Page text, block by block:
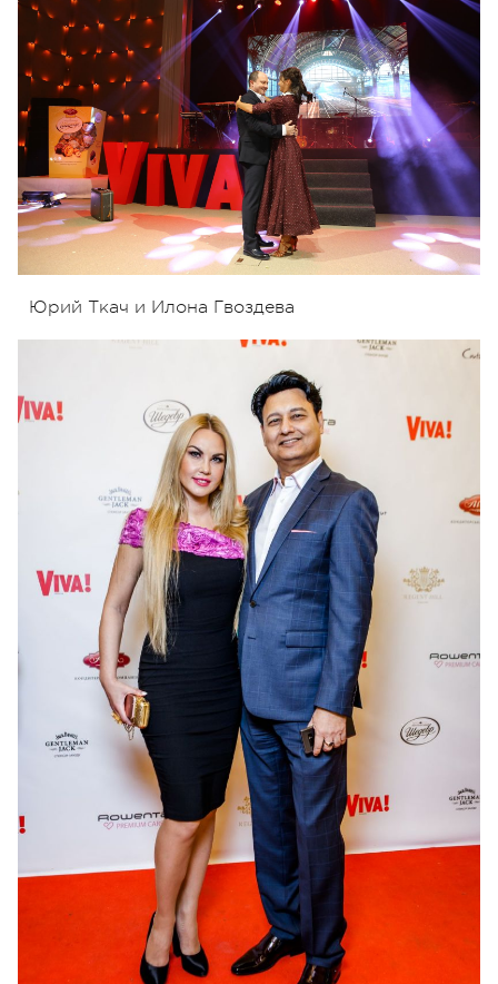
Юрий Ткач и Илона Гвоздева